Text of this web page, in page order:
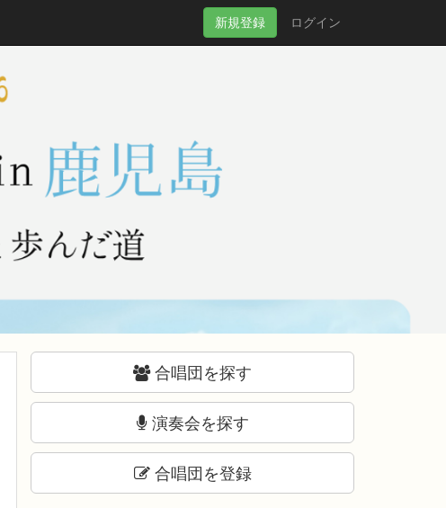
ログイン
新規登録
合唱団を探す
演奏会を探す
合唱団を登録